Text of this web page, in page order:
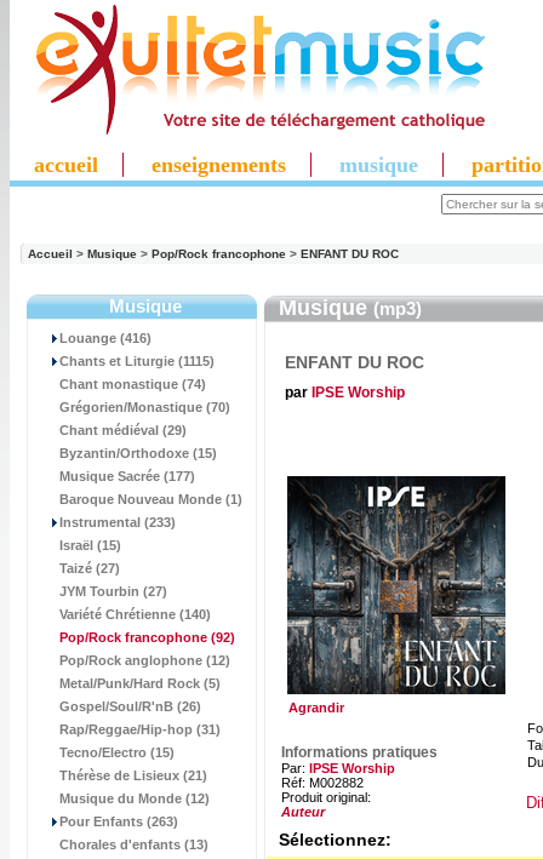
accueil enseignements musique
Accueil > Musique > Pop/Rock francophone > ENFANT DU ROC
Musique
Louange (416)
Chants et Liturgie (1115)
Chant monastique (74)
Grégorien/Monastique (70)
Chant médiéval (29)
Byzantin/Orthodoxe (15)
Musique Sacrée (177)
Baroque Nouveau Monde (1)
Instrumental (233)
Israël (15)
Taizé (27)
JYM Tourbin (27)
Variété Chrétienne (140)
Pop/Rock francophone (92)
Pop/Rock anglophone (12)
Metal/Punk/Hard Rock (5)
Gospel/Soul/R'nB (26)
Rap/Reggae/Hip-hop (31)
Tecno/Electro (15)
Thérèse de Lisieux (21)
Musique du Monde (12)
Pour Enfants (263)
Chorales d'enfants (13)
Musique(mp3)
ENFANT DU ROC
par IPSE Worship
Agrandir
Informations pratiques
Par: IPSE Worship
Réf: M002882
Produit original:
Auteur
Sélectionnez: